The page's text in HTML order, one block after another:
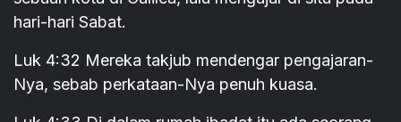
hari-hari Sabat.
Luk 4:32 Mereka takjub mendengar pengajaran-
Nya, sebab perkataan-Nya penuh kuasa.